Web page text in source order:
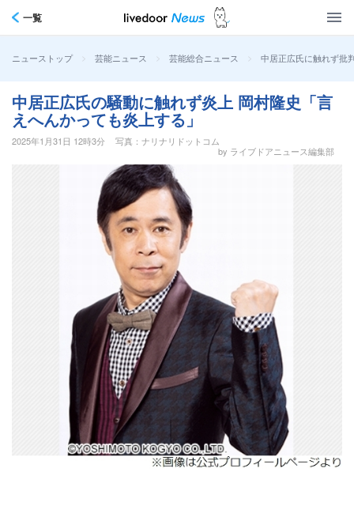
一覧
ニューストップ > 芸能ニュース > 芸能総合ニュース > 中居正広氏に触れず批
中居正広氏の騒動に触れず炎上 岡村隆史「言
えへんかっても炎上する」
2025年1月31日 12時3分
写真：ナリナリドットコム
by ライブドアニュース編集部